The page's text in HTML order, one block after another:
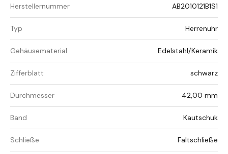
Herstellernummer AB2010121B1S1
Typ Herrenuhr
Gehäusematerial Edelstahl/Keramik
Zifferblatt schwarz
Durchmesser 42,00 mm
Band Kautschuk
Schließe Faltschließe